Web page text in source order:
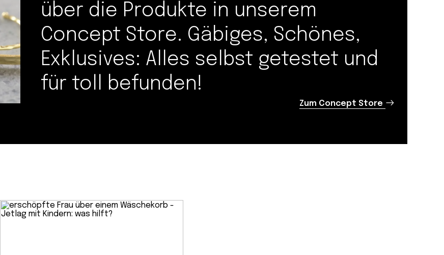
über die Produkte in unserem
Concept Store. Gäbiges, Schönes,
Exklusives: Alles selbst getestet und
für toll befunden!
Zum Concept Store